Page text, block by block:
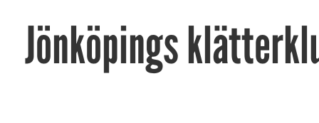
Jönköpings